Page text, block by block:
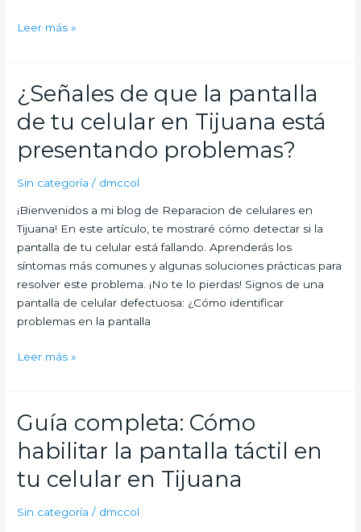
Leer más »
¿Señales de que la pantalla
de tu celular en Tijuana está
presentando problemas?
Sin categoría / dmccol
¡Bienvenidos a mi blog de Reparacion de celulares en
Tijuana! En este artículo, te mostraré cómo detectar si la
pantalla de tu celular está fallando. Aprenderás los
síntomas más comunes y algunas soluciones prácticas para
resolver este problema. ¡No te lo pierdas! Signos de una
pantalla de celular defectuosa: ¿Cómo identificar
problemas en la pantalla
¿Señales
de
que
la
pantalla
de
celular
en
Tijuana
está
presentando
problemas?
Leer más »
Guía completa: Cómo
habilitar la pantalla táctil en
tu celular en Tijuana
Sin categoría / dmccol
Guía
Cómo
habilitar
la
pantalla